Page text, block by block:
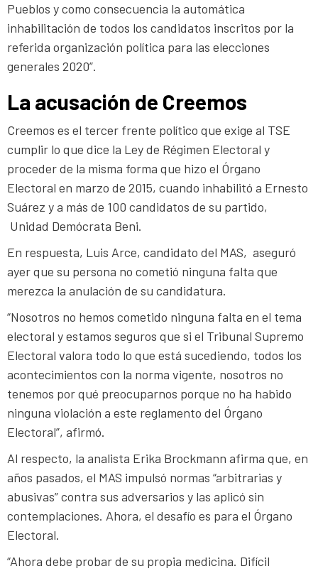
Pueblos y como consecuencia la automática
inhabilitación de todos los candidatos inscritos por la
referida organización política para las elecciones
generales 2020”.
La acusación de Creemos
Creemos es el tercer frente político que exige al TSE
cumplir lo que dice la Ley de Régimen Electoral y
proceder de la misma forma que hizo el Órgano
Electoral en marzo de 2015, cuando inhabilitó a Ernesto
Suárez y a más de 100 candidatos de su partido,
Unidad Demócrata Beni.
En respuesta, Luis Arce, candidato del MAS, aseguró
ayer que su persona no cometió ninguna falta que
merezca la anulación de su candidatura.
“Nosotros no hemos cometido ninguna falta en el tema
electoral y estamos seguros que si el Tribunal Supremo
Electoral valora todo lo que está sucediendo, todos los
acontecimientos con la norma vigente, nosotros no
tenemos por qué preocuparnos porque no ha habido
ninguna violación a este reglamento del Órgano
Electoral”, afirmó.
Al respecto, la analista Erika Brockmann afirma que, en
años pasados, el MAS impulsó normas “arbitrarias y
abusivas” contra sus adversarios y las aplicó sin
contemplaciones. Ahora, el desafío es para el Órgano
Electoral.
“Ahora debe probar de su propia medicina. Difícil